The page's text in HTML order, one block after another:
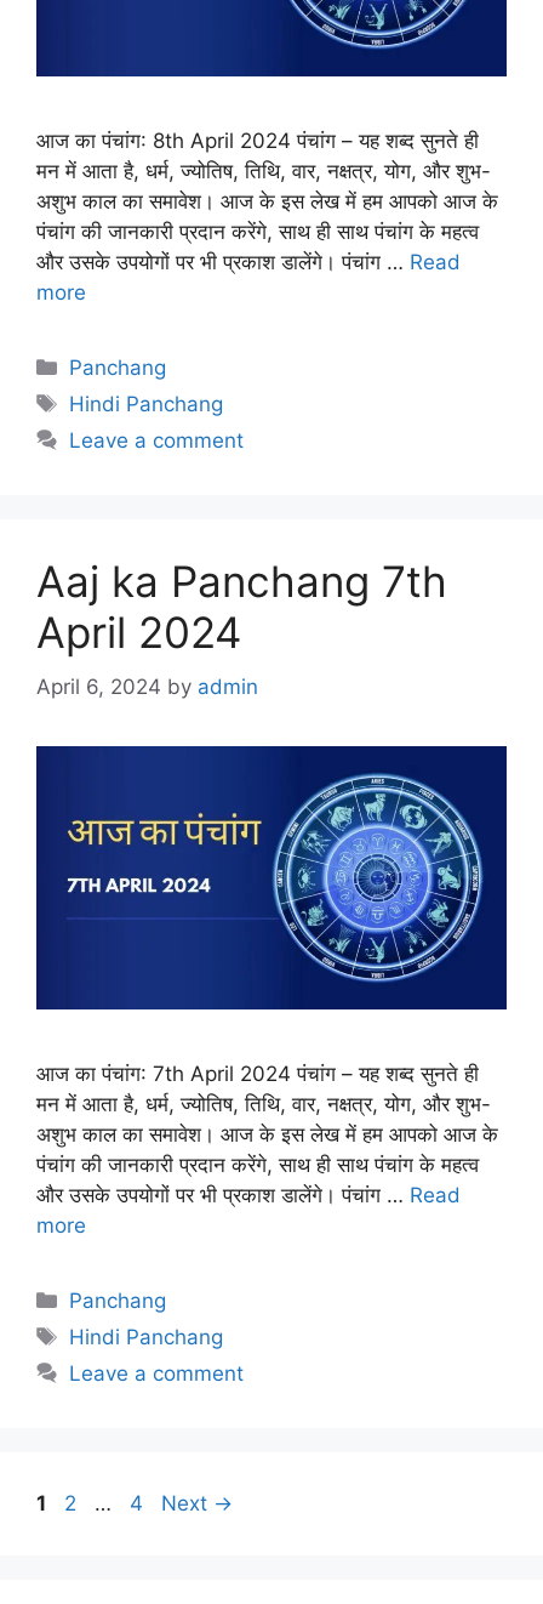
आज का पंचांग: 8th April 2024 पंचांग – यह शब्द सुनते ही
मन में आता है, धर्म, ज्योतिष, तिथि, वार, नक्षत्र, योग, और शुभ-
अशुभ काल का समावेश। आज के इस लेख में हम आपको आज के
पंचांग की जानकारी प्रदान करेंगे, साथ ही साथ पंचांग के महत्व
और उसके उपयोगों पर भी प्रकाश डालेंगे। पंचांग … Read
more
Categories
Panchang
Tags
Hindi Panchang
Leave a comment
Aaj ka Panchang 7th
April 2024
April 6, 2024 by admin
आज का पंचांग: 7th April 2024 पंचांग – यह शब्द सुनते ही
मन में आता है, धर्म, ज्योतिष, तिथि, वार, नक्षत्र, योग, और शुभ-
अशुभ काल का समावेश। आज के इस लेख में हम आपको आज के
पंचांग की जानकारी प्रदान करेंगे, साथ ही साथ पंचांग के महत्व
और उसके उपयोगों पर भी प्रकाश डालेंगे। पंचांग … Read
more
Categories
Panchang
Tags
Hindi Panchang
Leave a comment
Page
1 Page
2 … Page
4 Next →